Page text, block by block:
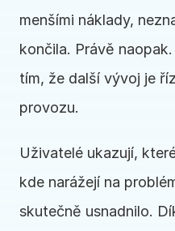
menšími náklady,
končila. Právě
tím, že další vývoj je
provozu.
Uživatelé ukazují,
kde narážejí na
skutečně usnadnilo.